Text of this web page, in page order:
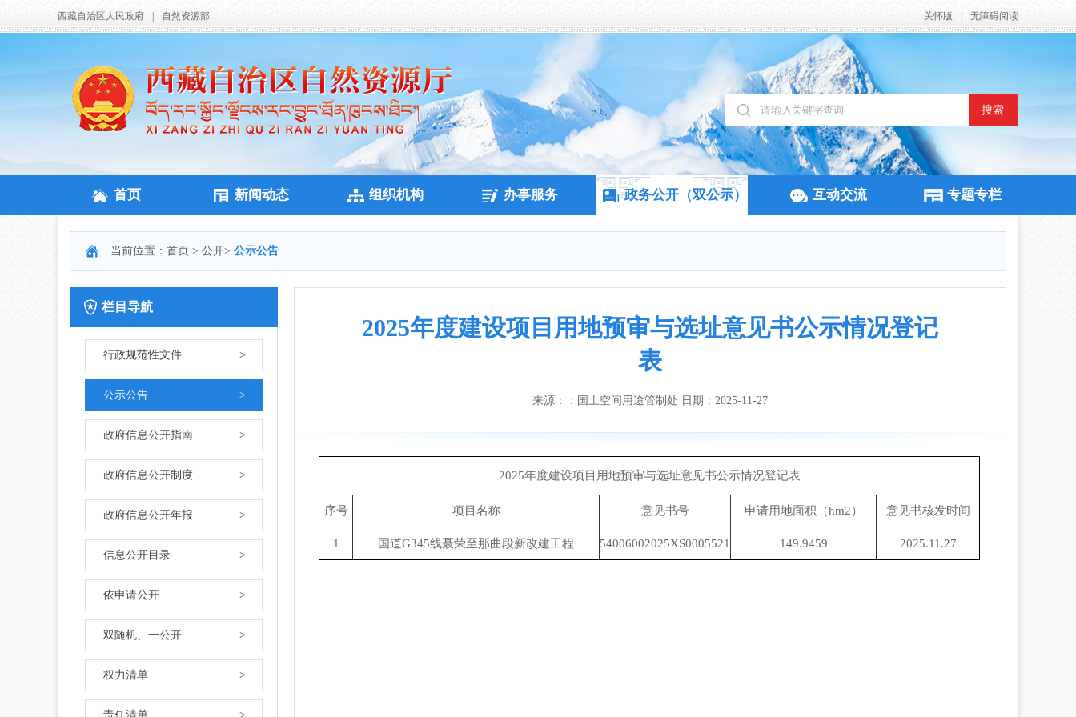
西藏自治区人民政府 自然资源部 无障碍阅读
关怀版
搜索
首页 新闻动态 组织机构 办事服务 政务公开（双公示） 互动交流 专题专栏
当前位置： 首页 > 公开> 公示公告
栏目导航
行政规范性文件 >
公示公告 >
政府信息公开指南 >
政府信息公开制度 >
政府信息公开年报 >
信息公开目录 >
依申请公开 >
双随机、一公开 >
权力清单 >
2025年度建设项目用地预审与选址意见书公示情况登记
表
来源： ：国土空间用途管制处 日期： 2025-11-27
2025年度建设项目用地预审与选址意见书公示情况登记表
序号 项目名称 意见书号 申请用地面积（hm2） 意见书核发时间
1 国道G345线聂荣至那曲段新改建工程 54006002025XS0005521 149.9459 2025.11.27